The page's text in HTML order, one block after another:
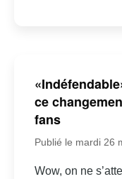
ce
fans
Publié le mardi 26
Wow, on ne